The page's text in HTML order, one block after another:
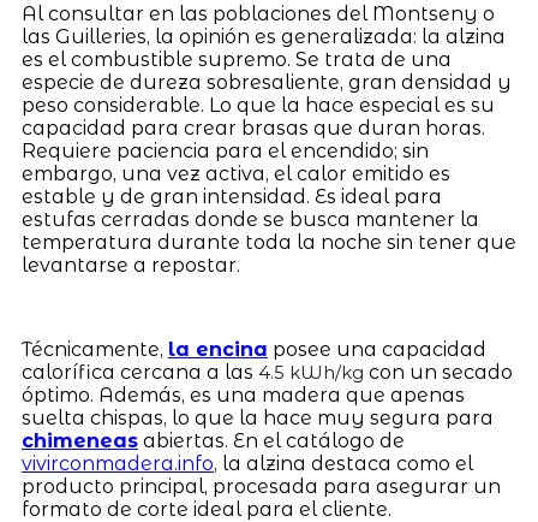
Al consultar en las poblaciones del Montseny o
las Guilleries, la opinión es generalizada: la alzina
es el combustible supremo. Se trata de una
especie de dureza sobresaliente, gran densidad y
peso considerable. Lo que la hace especial es su
capacidad para crear brasas que duran horas.
Requiere paciencia para el encendido; sin
embargo, una vez activa, el calor emitido es
estable y de gran intensidad. Es ideal para
estufas cerradas donde se busca mantener la
temperatura durante toda la noche sin tener que
levantarse a repostar.
Técnicamente, la encina posee una capacidad
calorífica cercana a las 4.5 kWh/kg con un secado
óptimo. Además, es una madera que apenas
suelta chispas, lo que la hace muy segura para
chimeneasabiertas. En el catálogo de
vivirconmadera.info, la alzina destaca como el
producto principal, procesada para asegurar un
formato de corte ideal para el cliente.